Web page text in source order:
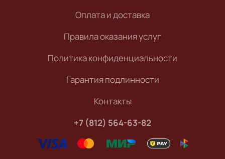
Оплата и доставка
Правила оказания услуг
Политика конфиденциальности
Гарантия подлинности
Контакты
+7 (812) 564-63-82